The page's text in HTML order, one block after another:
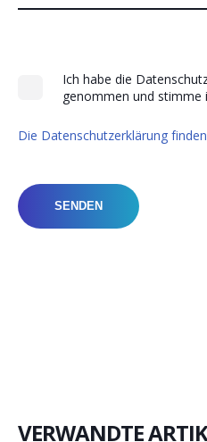
Ich habe die
genommen und stimme
Die Datenschutzerklärung
VERWANDTE